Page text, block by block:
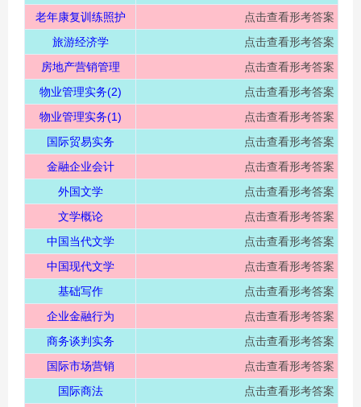
老年康复训练照护
点击查看形考答案
旅游经济学
点击查看形考答案
房地产营销管理
点击查看形考答案
物业管理实务(2)
点击查看形考答案
物业管理实务(1)
点击查看形考答案
国际贸易实务
点击查看形考答案
金融企业会计
点击查看形考答案
外国文学
点击查看形考答案
文学概论
点击查看形考答案
中国当代文学
点击查看形考答案
中国现代文学
点击查看形考答案
基础写作
点击查看形考答案
企业金融行为
点击查看形考答案
商务谈判实务
点击查看形考答案
国际市场营销
点击查看形考答案
国际商法
点击查看形考答案